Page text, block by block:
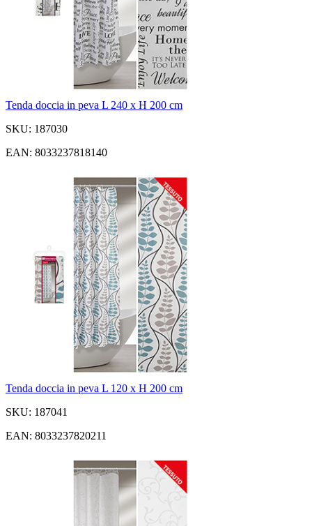
Tenda doccia in peva L 240 x H 200 cm
SKU: 187030
EAN: 8033237818140
Tenda doccia in peva L 120 x H 200 cm
SKU: 187041
EAN: 8033237820211